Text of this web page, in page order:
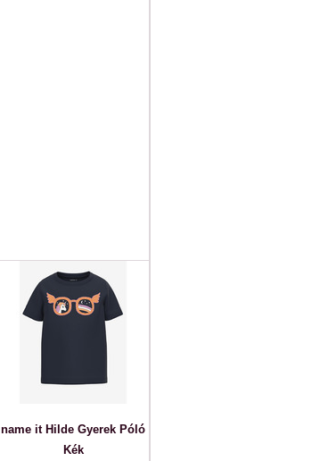
name it Hilde Gyerek Póló
Kék